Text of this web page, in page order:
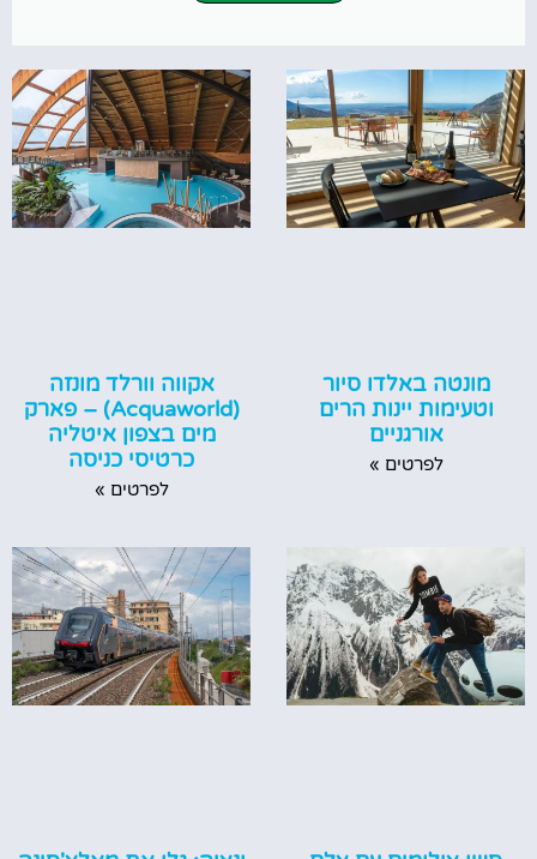
מונטה באלדו סיור
וטעימות יינות הרים
אורגניים
לפרטים »
אקווה וורלד מונזה
(Acquaworld) – פארק
מים בצפון איטליה
כרטיסי כניסה
לפרטים »